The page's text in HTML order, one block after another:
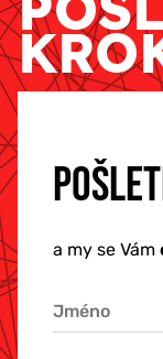
a my se Vám